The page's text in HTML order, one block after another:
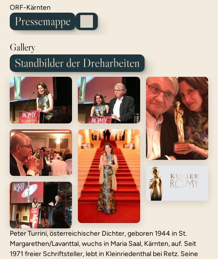
ORF-Kärnten
Pressemappe
Gallery
Standbilder der Dreharbeiten
Peter Turrini, österreichischer Dichter, geboren 1944 in St.
Margarethen/Lavanttal, wuchs in Maria Saal, Kärnten, auf. Seit
1971 freier Schriftsteller, lebt in Kleinriedenthal bei Retz. Seine